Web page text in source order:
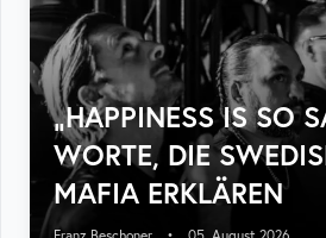
„HAPPINESS IS SO
WORTE, DIE
MAFIA ERKLÄREN